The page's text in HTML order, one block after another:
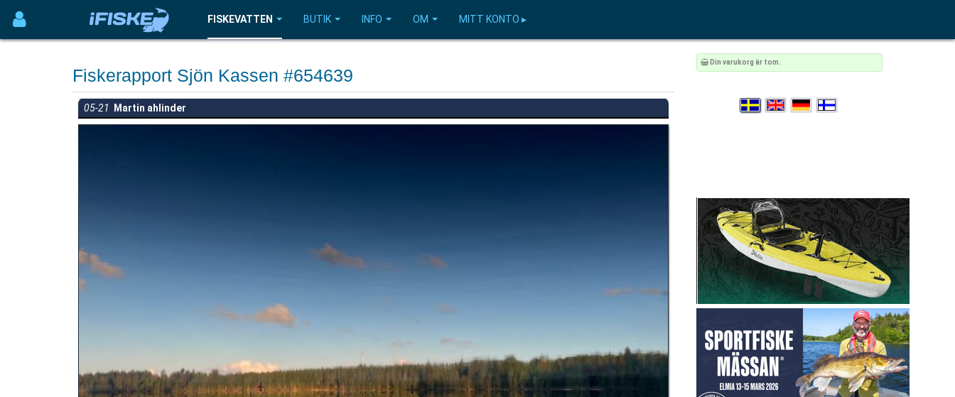
FISKEVATTEN BUTIK INFO OM MITT KONTO ▸
Fiskerapport Sjön Kassen #654639
05-21 Martin ahlinder
Din varukorg är tom.